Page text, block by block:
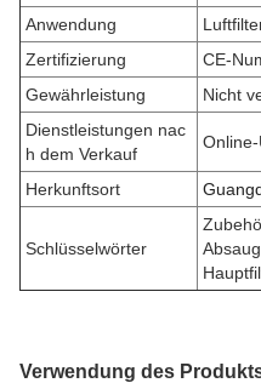
Anwendung
Zertifizierung
CE-
Gewährleistung
Nicht
Dienstleistungen nac
h dem Verkauf
Herkunftsort
Schlüsselwörter
Verwendung des